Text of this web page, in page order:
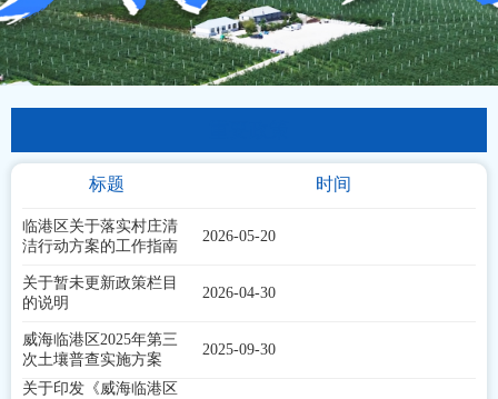
标题 时间
临港区关于落实村庄清
洁行动方案的工作指南
2026-05-20
关于暂未更新政策栏目
的说明
2026-04-30
威海临港区2025年第三
次土壤普查实施方案
2025-09-30
关于印发《威海临港区